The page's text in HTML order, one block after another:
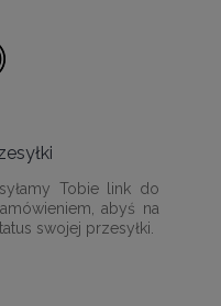
Tobie link do
abyś na
swojej przesyłki.